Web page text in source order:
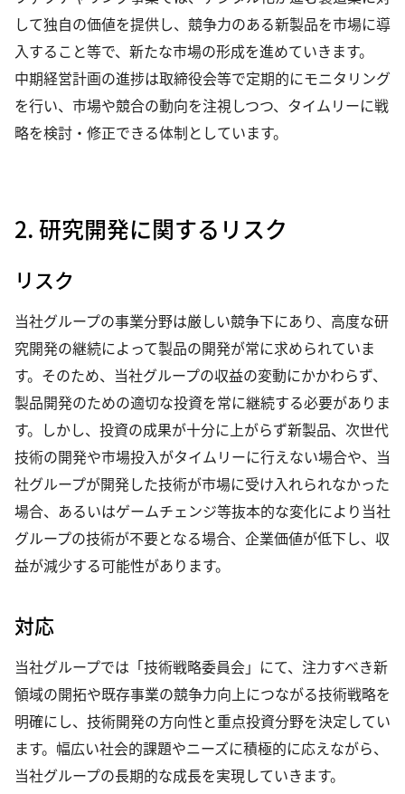
して独自の価値を提供し、競争力のある新製品を市場に導
入すること等で、新たな市場の形成を進めていきます。
中期経営計画の進捗は取締役会等で定期的にモニタリング
を行い、市場や競合の動向を注視しつつ、タイムリーに戦
略を検討・修正できる体制としています。
2. 研究開発に関するリスク
リスク
当社グループの事業分野は厳しい競争下にあり、高度な研
究開発の継続によって製品の開発が常に求められていま
す。そのため、当社グループの収益の変動にかかわらず、
製品開発のための適切な投資を常に継続する必要がありま
す。しかし、投資の成果が十分に上がらず新製品、次世代
技術の開発や市場投入がタイムリーに行えない場合や、当
社グループが開発した技術が市場に受け入れられなかった
場合、あるいはゲームチェンジ等抜本的な変化により当社
グループの技術が不要となる場合、企業価値が低下し、収
益が減少する可能性があります。
対応
当社グループでは「技術戦略委員会」にて、注力すべき新
領域の開拓や既存事業の競争力向上につながる技術戦略を
明確にし、技術開発の方向性と重点投資分野を決定してい
ます。幅広い社会的課題やニーズに積極的に応えながら、
当社グループの長期的な成長を実現していきます。